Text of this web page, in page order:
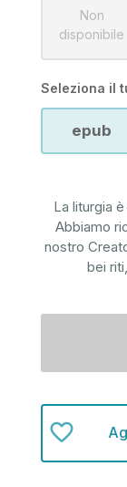
Non
disponibile
Seleziona il
epub
La liturgia
Abbiamo
nostro
bei